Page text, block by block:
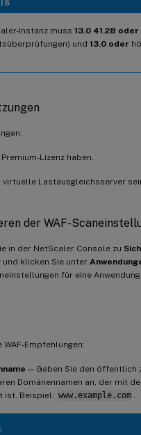
Instanz muss 13.0 41.28 oder
und 13.0 oder
Lizenz haben.
virtuelle Lastausgleichsserver
der WAF-
in der NetScaler Console zu
und klicken Sie unter
für eine
WAF-Empfehlungen:
— Geben Sie den öffentlich
Domänennamen an, der mit
ist. Beispiel: www.example.com